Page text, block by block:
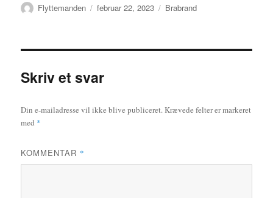
Forfatter
Flyttemanden Udgivet
februar 22, 2023 Kategorier
Brabrand
Skriv et svar
Din e-mailadresse vil ikke blive publiceret.Krævede felter er markeret
med *
KOMMENTAR *